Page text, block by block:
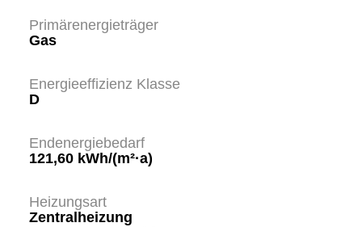
Primärenergieträger
Gas
Energieeffizienz Klasse
D
Endenergiebedarf
121,60 kWh/(m²·a)
Heizungsart
Zentralheizung